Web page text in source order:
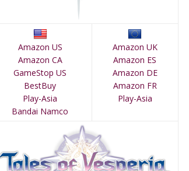
Amazon US
Amazon CA
GameStop US
BestBuy
Play-Asia
Bandai Namco
Amazon UK
Amazon ES
Amazon DE
Amazon FR
Play-Asia